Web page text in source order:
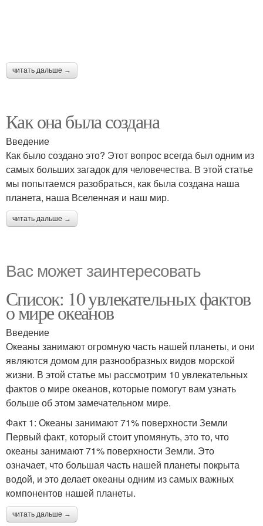
читать дальше →
Как она была создана
Введение
Как было создано это? Этот вопрос всегда был одним из
самых больших загадок для человечества. В этой статье
мы попытаемся разобраться, как была создана наша
планета, наша Вселенная и наш мир.
читать дальше →
Вас может заинтересовать
Список: 10 увлекательных фактов
о мире океанов
Введение
Океаны занимают огромную часть нашей планеты, и они
являются домом для разнообразных видов морской
жизни. В этой статье мы рассмотрим 10 увлекательных
фактов о мире океанов, которые помогут вам узнать
больше об этом замечательном мире.
Факт 1: Океаны занимают 71% поверхности Земли
Первый факт, который стоит упомянуть, это то, что
океаны занимают 71% поверхности Земли. Это
означает, что большая часть нашей планеты покрыта
водой, и это делает океаны одним из самых важных
компонентов нашей планеты.
читать дальше →